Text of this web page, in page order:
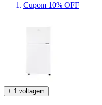
Cupom 10% OFF
+ 1 voltagem